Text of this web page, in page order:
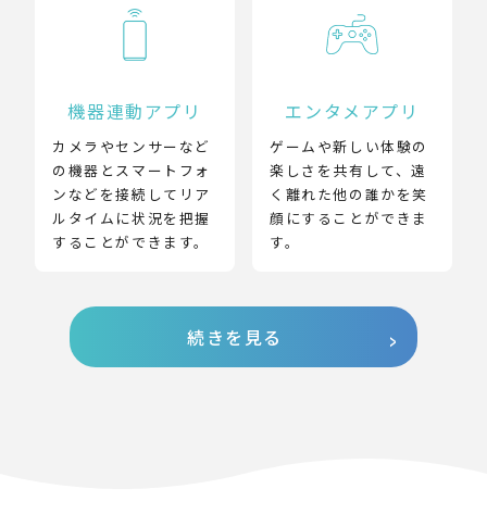
機器連動アプリ
カメラやセンサーなど
の機器とスマートフォ
ンなどを接続してリア
ルタイムに状況を把握
することができます。
エンタメアプリ
ゲームや新しい体験の
楽しさを共有して、遠
く離れた他の誰かを笑
顔にすることができま
す。
続きを見る